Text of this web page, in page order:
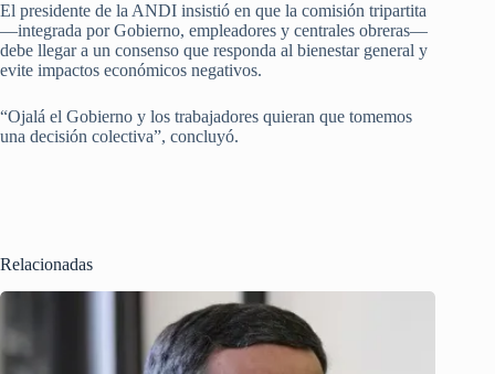
El presidente de la ANDI insistió en que la comisión tripartita
—integrada por Gobierno, empleadores y centrales obreras—
debe llegar a un consenso que responda al bienestar general y
evite impactos económicos negativos.
“Ojalá el Gobierno y los trabajadores quieran que tomemos
una decisión colectiva”, concluyó.
Relacionadas